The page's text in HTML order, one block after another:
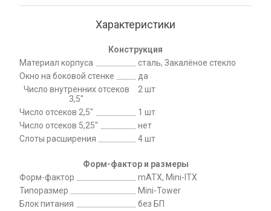
Характеристики
Конструкция
Материал корпуса
сталь, Закалёное стекло
Окно на боковой стенке
да
Число внутренних отсеков
3,5"
2 шт
Число отсеков 2,5"
1 шт
Число отсеков 5,25"
нет
Слоты расширения
4 шт
Форм-фактор и размеры
Форм-фактор
mATX, Mini-ITX
Типоразмер
Mini-Tower
Блок питания
без БП